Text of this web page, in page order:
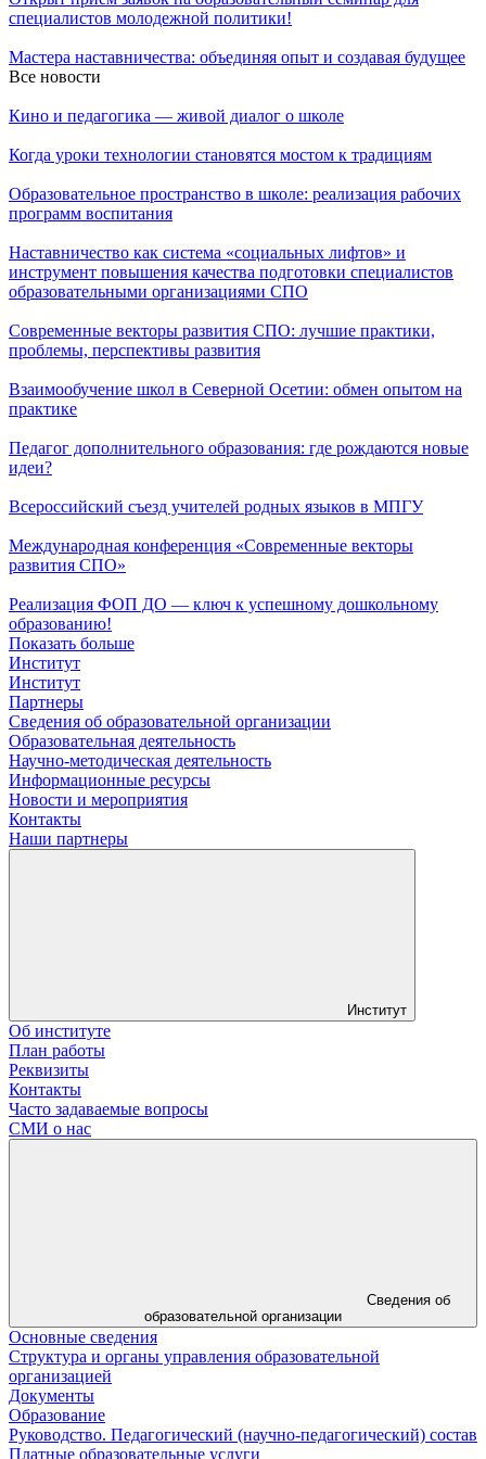
специалистов молодежной политики!
Мастера наставничества: объединяя опыт и создавая будущее
Все новости
Кино и педагогика — живой диалог о школе
Когда уроки технологии становятся мостом к традициям
Образовательное пространство в школе: реализация рабочих
программ воспитания
Наставничество как система «социальных лифтов» и
инструмент повышения качества подготовки специалистов
образовательными организациями СПО
Современные векторы развития СПО: лучшие практики,
проблемы, перспективы развития
Взаимообучение школ в Северной Осетии: обмен опытом на
практике
Педагог дополнительного образования: где рождаются новые
идеи?
Всероссийский съезд учителей родных языков в МПГУ
Международная конференция «Современные векторы
развития СПО»
Реализация ФОП ДО — ключ к успешному дошкольному
образованию!
Показать больше
Институт
Институт
Партнеры
Сведения об образовательной организации
Образовательная деятельность
Научно-методическая деятельность
Информационные ресурсы
Новости и мероприятия
Контакты
Наши партнеры
Институт
Об институте
План работы
Реквизиты
Контакты
Часто задаваемые вопросы
СМИ о нас
Сведения об
образовательной организации
Основные сведения
Структура и органы управления образовательной
организацией
Документы
Образование
Руководство. Педагогический (научно-педагогический) состав
Платные образовательные услуги